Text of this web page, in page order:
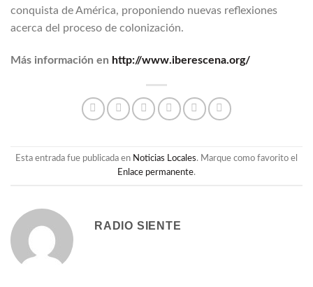
conquista de América, proponiendo nuevas reflexiones
acerca del proceso de colonización.
Más información en http://www.iberescena.org/
Esta entrada fue publicada en Noticias Locales. Marque como favorito el
Enlace permanente.
RADIO SIENTE